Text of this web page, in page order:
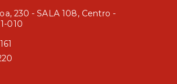
230 - SALA 108, Centro -
010